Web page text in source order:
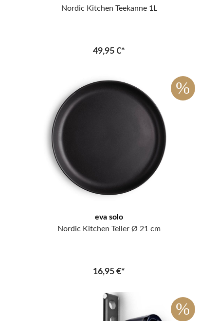
Nordic Kitchen Teekanne 1L
49,95 €*
%
eva solo
Nordic Kitchen Teller Ø 21 cm
16,95 €*
%